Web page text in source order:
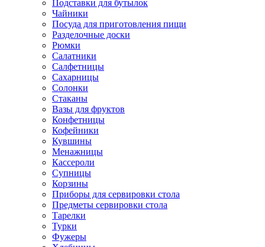
Подставки для бутылок
Чайники
Посуда для приготовления пищи
Разделочные доски
Рюмки
Салатники
Салфетницы
Сахарницы
Солонки
Стаканы
Вазы для фруктов
Конфетницы
Кофейники
Кувшины
Менажницы
Кассероли
Супницы
Корзины
Приборы для сервировки стола
Предметы сервировки стола
Тарелки
Турки
Фужеры